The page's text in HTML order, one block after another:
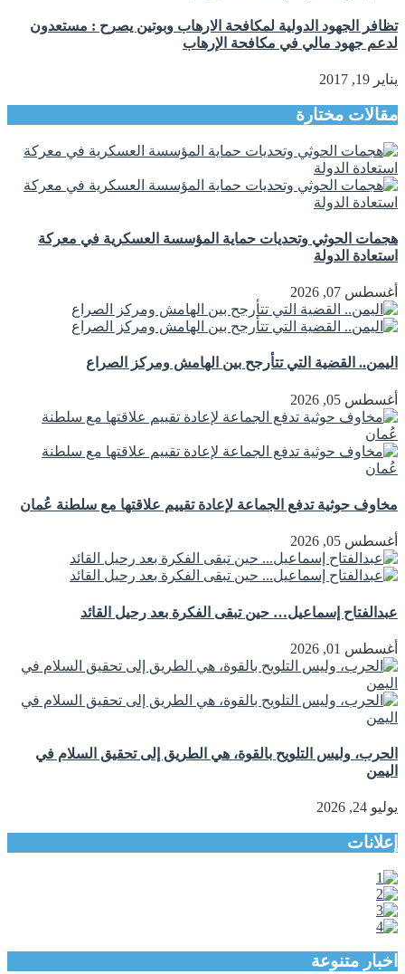
تظافر الجهود الدولية لمكافحة الارهاب وبوتين يصرح : مستعدون
لدعم جهود مالي في مكافحة الإرهاب
يناير 19, 2017
مقالات مختارة
هجمات الحوثي وتحديات حماية المؤسسة العسكرية في معركة
استعادة الدولة
أغسطس 07, 2026
اليمن.. القضية التي تتأرجح بين الهامش ومركز الصراع
أغسطس 05, 2026
مخاوف حوثية تدفع الجماعة لإعادة تقييم علاقتها مع سلطنة عُمان
أغسطس 05, 2026
عبدالفتاح إسماعيل… حين تبقى الفكرة بعد رحيل القائد
أغسطس 01, 2026
الحرب، وليس التلويح بالقوة، هي الطريق إلى تحقيق السلام في
اليمن
يوليو 24, 2026
إعلانات
اخبار متنوعة